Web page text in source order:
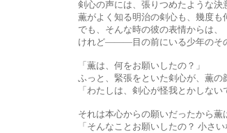
剣心の声には、張りつめたような決意が
薫がよく知る明治の剣心も、幾度も何かを決断
でも、そんな時の彼の表情からは、「きっと
けれど―――目の前にいる少年のその表情には
「薫は、何をお願いしたの？」
ふっと、緊張をといた剣心が、薫の顔を
「わたしは、剣心が怪我とかしないで元気
それは本心からの願いだったから薫はさらり
「そんなことお願いしたの？ 小さいな